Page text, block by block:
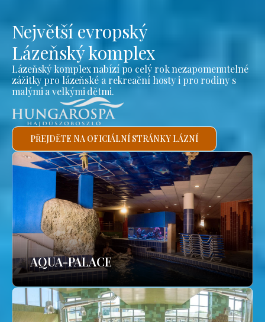
Největší evropský
Lázeňský komplex
Lázeňský komplex nabízí po celý rok nezapomenutelné
zážitky pro lázeňské a rekreační hosty i pro rodiny s
malými a velkými dětmi.
PŘEJDĚTE NA OFICIÁLNÍ STRÁNKY LÁZNÍ
AQUA-PALACE